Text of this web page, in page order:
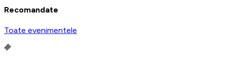
Recomandate
Toate evenimentele